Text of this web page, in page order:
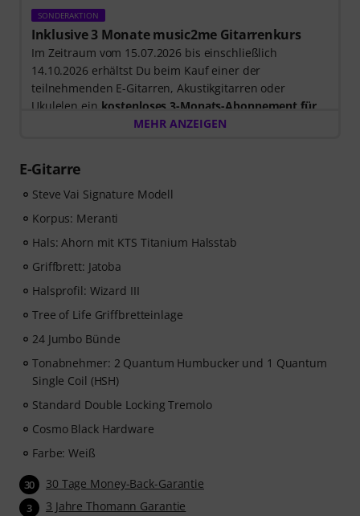
SONDERAKTION
Inklusive 3 Monate music2me Gitarrenkurs
Im Zeitraum vom 15.07.2026 bis einschließlich
14.10.2026 erhältst Du beim Kauf einer der
teilnehmenden E-Gitarren, Akustikgitarren oder
Ukulelen ein kostenloses 3-Monats-Abonnement für
einen Onlinekurs von music2me im Wert von EUR
zugesendet. Das music2me Abo endet nach Ablauf
automatisch.
Music2Me, dein Online-Lernportal für Musik mit einem
pädagogischen Konzept von studierten Musiklehrern.
Ausgezeichnet mit dem deutschen Bildungs-Award
2025/2026 in der Kategorie “E-Learning
Instrumentalunterricht”! Mit über 400 Gitarren
Videolektionen für Anfänger und Fortgeschrittene – von
Pop, Rock und Blues bis Metal und mehr. Mit
persönlichem Support per Chat, Noten zum
Übungsfunktion, Zeitlupe und weitere Features.
MEHR ANZEIGEN
E-Gitarre
Steve Vai Signature Modell
Korpus: Meranti
Hals: Ahorn mit KTS Titanium Halsstab
Griffbrett: Jatoba
Halsprofil: Wizard III
Tree of Life Griffbretteinlage
24 Jumbo Bünde
Tonabnehmer: 2 Quantum Humbucker und 1 Quantum
Single Coil (HSH)
Standard Double Locking Tremolo
Cosmo Black Hardware
Farbe: Weiß
30 30 Tage Money-Back-Garantie
3 3 Jahre Thomann Garantie